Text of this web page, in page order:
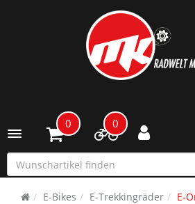
Toggle navigation
0 0
E-Bikes E-Trekkingräder E-